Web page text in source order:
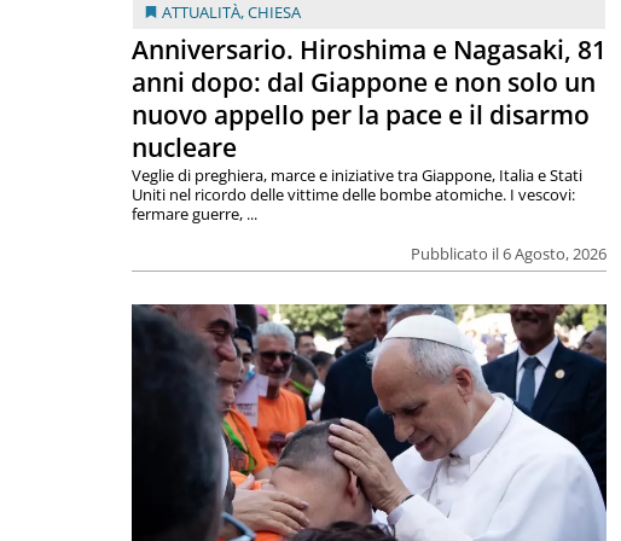
ATTUALITÀ,CHIESA
Anniversario. Hiroshima e Nagasaki, 81
anni dopo: dal Giappone e non solo un
nuovo appello per la pace e il disarmo
nucleare
Pubblicato il 6 Agosto, 2026
Veglie di preghiera, marce e iniziative tra Giappone, Italia e Stati
Uniti nel ricordo delle vittime delle bombe atomiche. I vescovi:
fermare guerre, ...